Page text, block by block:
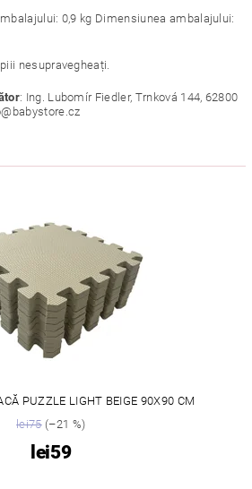
0,9 kg Dimensiunea ambalajului:
nesupravegheați.
: Ing. Lubomír Fiedler, Trnková 144, 62800
PUZZLE LIGHT BEIGE 90X90 CM
lei75(–21 %)
lei59